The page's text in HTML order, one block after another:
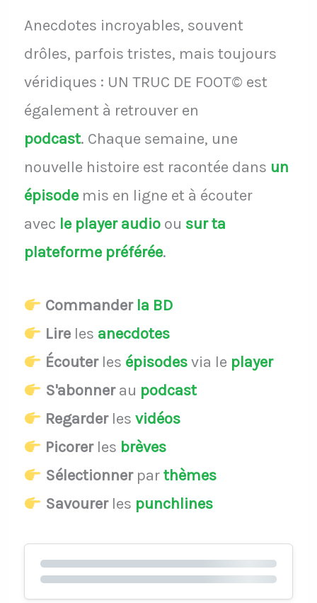
Anecdotes incroyables, souvent
drôles, parfois tristes, mais toujours
véridiques : UN TRUC DE FOOT© est
également à retrouver en
podcast. Chaque semaine, une
nouvelle histoire est racontée dans un
épisodemis en ligne et à écouter
avec le player audio ou sur ta
plateforme préférée.
Commander la BD
Lireles anecdotes
Écouterles épisodesvia le player
S'abonnerau podcast
Regarderles vidéos
Picorerles brèves
Sélectionnerparthèmes
Savourerles punchlines